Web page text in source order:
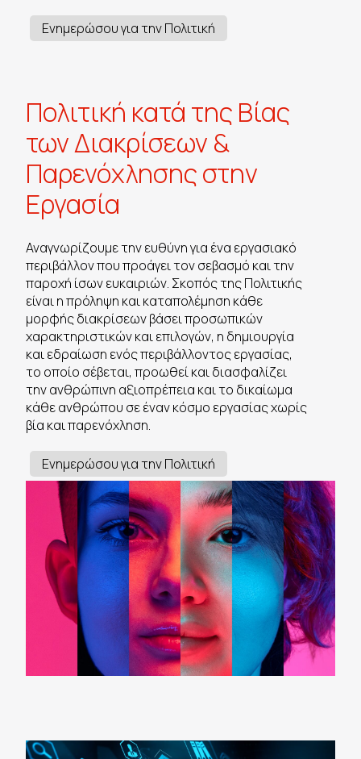
Ενημερώσου για την Πολιτική
Πολιτική κατά της Βίας
των Διακρίσεων &
Παρενόχλησης στην
Εργασία
Αναγνωρίζουμε την ευθύνη για ένα εργασιακό
περιβάλλον που προάγει τον σεβασμό και την
παροχή ίσων ευκαιριών. Σκοπός της Πολιτικής
είναι η πρόληψη και καταπολέμηση κάθε
μορφής διακρίσεων βάσει προσωπικών
χαρακτηριστικών και επιλογών, η δημιουργία
και εδραίωση ενός περιβάλλοντος εργασίας,
το οποίο σέβεται, προωθεί και διασφαλίζει
την ανθρώπινη αξιοπρέπεια και το δικαίωμα
κάθε ανθρώπου σε έναν κόσμο εργασίας χωρίς
βία και παρενόχληση.
Ενημερώσου για την Πολιτική